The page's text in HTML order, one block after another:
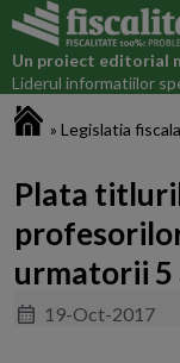
Un proiect editorial
Liderul informatiilor
» Legislatia
Plata
urmatorii 5
19-Oct-2017